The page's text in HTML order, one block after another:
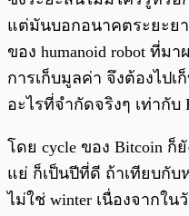
แต่มันบอกอนาคตระยะย
ของ humanoid robot ที่
การเก็บมูลค่า จึงต้องไป
อะไรที่จำกัดจริงๆ เท่ากับ
โดย cycle ของ Bitcoin
แย่ ก็เป็นปีที่ดี ถ้าเทียบกับ
ไม่ใช่ winter เนื่องจากใ